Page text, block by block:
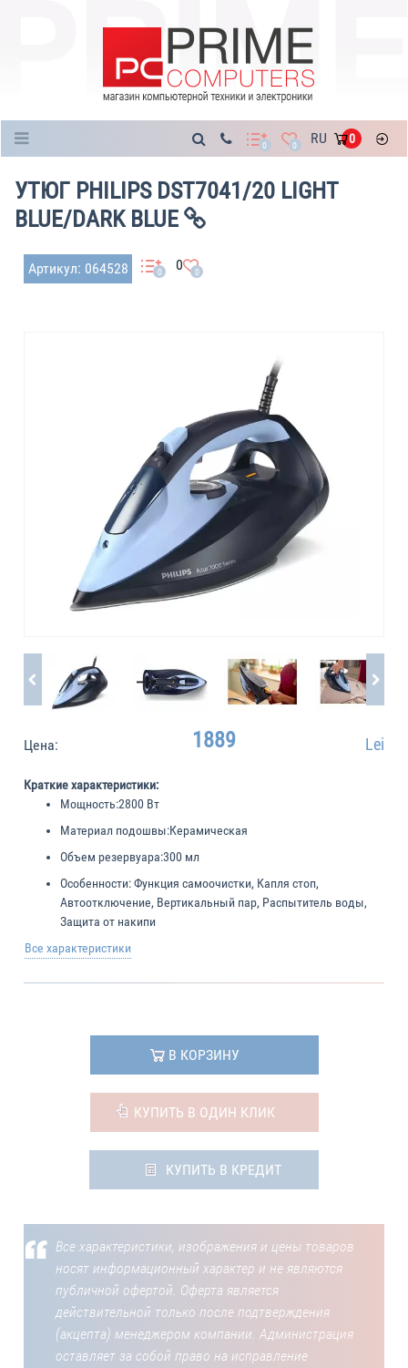
0 0 RU 0
УТЮГ PHILIPS DST7041/20 LIGHT
BLUE/DARK BLUE
Артикул: 064528 0 0 0
Цена: 1889 Lei
Краткие характеристики:
Мощность:2800 Вт
Материал подошвы:Керамическая
Объем резервуара:300 мл
Особенности:Функция самоочистки, Капля стоп,
Автоотключение, Вертикальный пар, Распытитель воды,
Защита от накипи
Все характеристики
В КОРЗИНУ
КУПИТЬ В ОДИН КЛИК
КУПИТЬ В КРЕДИТ
Все характеристики, изображения и цены товаров
носят информационный характер и не являются
публичной офертой. Оферта является
действительной только после подтверждения
(акцепта) менеджером компании. Администрация
оставляет за собой право на исправление